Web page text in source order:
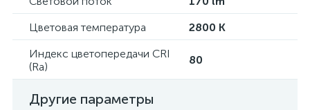
Цветовая температура
2800 K
Индекс цветопередачи CRI
(Ra)
80
Другие параметры